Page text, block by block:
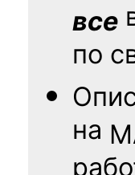
все
по
на